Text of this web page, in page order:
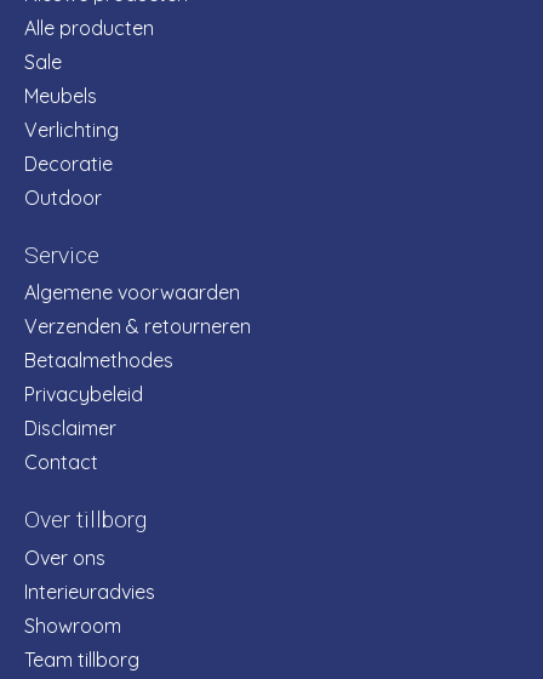
Alle producten
Sale
Meubels
Verlichting
Decoratie
Outdoor
Service
Algemene voorwaarden
Verzenden & retourneren
Betaalmethodes
Privacybeleid
Disclaimer
Contact
Over tillborg
Over ons
Interieuradvies
Showroom
Team tillborg